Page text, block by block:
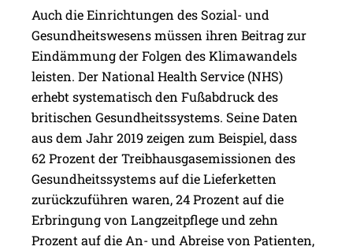
Auch die Einrichtungen des Sozial- und
Gesundheitswesens müssen ihren Beitrag zur
Eindämmung der Folgen des Klimawandels
leisten. Der National Health Service (NHS)
erhebt systematisch den Fußabdruck des
britischen Gesundheitssystems. Seine Daten
aus dem Jahr 2019 zeigen zum Beispiel, dass
62 Prozent der Treibhausgasemissionen des
Gesundheitssystems auf die Lieferketten
zurückzuführen waren, 24 Prozent auf die
Erbringung von Langzeitpflege und zehn
Prozent auf die An- und Abreise von Patienten,